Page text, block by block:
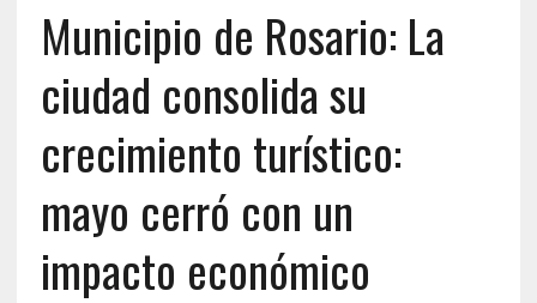
Municipio de Rosario: La
ciudad consolida su
crecimiento turístico:
mayo cerró con un
impacto económico